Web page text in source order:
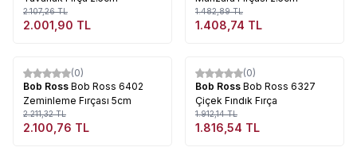
2.107,26TL
2.001,90 TL
1.482,89TL
1.408,74 TL
%5
(0)
Bob Ross Bob Ross 6402
Zeminleme Fırçası 5cm
2.211,32TL
2.100,76 TL
%5
(0)
Bob Ross Bob Ross 6327
Çiçek Fındık Fırça
1.912,14TL
1.816,54 TL